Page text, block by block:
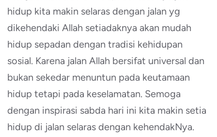
hidup kita makin selaras dengan jalan yg
dikehendaki Allah setiadaknya akan mudah
hidup sepadan dengan tradisi kehidupan
sosial. Karena jalan Allah bersifat universal dan
bukan sekedar menuntun pada keutamaan
hidup tetapi pada keselamatan. Semoga
dengan inspirasi sabda hari ini kita makin setia
hidup di jalan selaras dengan kehendakNya.